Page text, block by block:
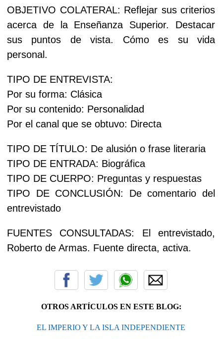
OBJETIVO COLATERAL: Reflejar sus criterios
acerca de la Enseñanza Superior. Destacar
sus puntos de vista. Cómo es su vida
personal.
TIPO DE ENTREVISTA:
Por su forma: Clásica
Por su contenido: Personalidad
Por el canal que se obtuvo: Directa
TIPO DE TÍTULO: De alusión o frase literaria
TIPO DE ENTRADA: Biográfica
TIPO DE CUERPO: Preguntas y respuestas
TIPO DE CONCLUSIÓN: De comentario del
entrevistado
FUENTES CONSULTADAS: El entrevistado,
Roberto de Armas. Fuente directa, activa.
OTROS ARTÍCULOS EN ESTE BLOG:
EL IMPERIO Y LA ISLA INDEPENDIENTE